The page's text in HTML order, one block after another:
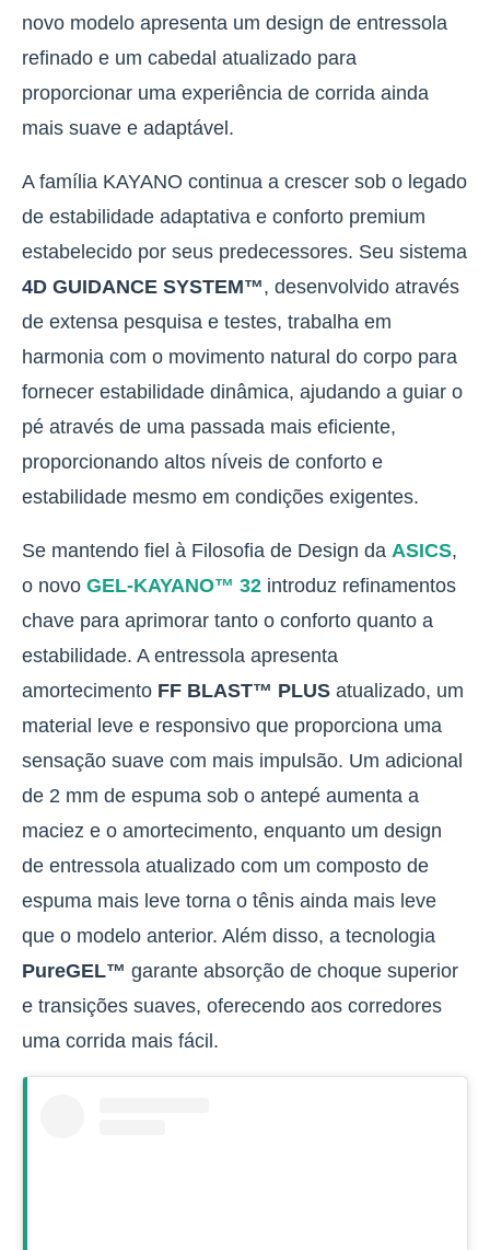
novo modelo apresenta um design de entressola
refinado e um cabedal atualizado para
proporcionar uma experiência de corrida ainda
mais suave e adaptável.
A família KAYANO continua a crescer sob o legado
de estabilidade adaptativa e conforto premium
estabelecido por seus predecessores. Seu sistema
4D GUIDANCE SYSTEM™, desenvolvido através
de extensa pesquisa e testes, trabalha em
harmonia com o movimento natural do corpo para
fornecer estabilidade dinâmica, ajudando a guiar o
pé através de uma passada mais eficiente,
proporcionando altos níveis de conforto e
estabilidade mesmo em condições exigentes.
Se mantendo fiel à Filosofia de Design da ASICS,
o novo GEL-KAYANO™ 32 introduz refinamentos
chave para aprimorar tanto o conforto quanto a
estabilidade. A entressola apresenta
amortecimento FF BLAST™ PLUS atualizado, um
material leve e responsivo que proporciona uma
sensação suave com mais impulsão. Um adicional
de 2 mm de espuma sob o antepé aumenta a
maciez e o amortecimento, enquanto um design
de entressola atualizado com um composto de
espuma mais leve torna o tênis ainda mais leve
que o modelo anterior. Além disso, a tecnologia
PureGEL™ garante absorção de choque superior
e transições suaves, oferecendo aos corredores
uma corrida mais fácil.